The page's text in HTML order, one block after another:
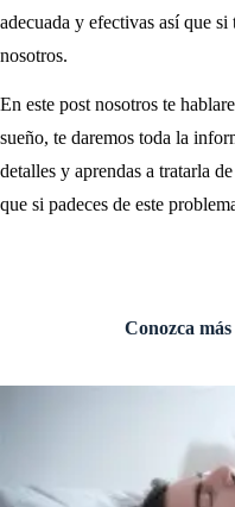
adecuada y efectivas así que si
nosotros.
En este post nosotros te
sueño, te daremos toda la
detalles y aprendas a tratarla
que si padeces de este
Conozca